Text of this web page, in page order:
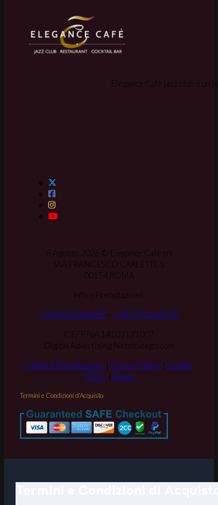
Elegance Cafè jazz club è un
8 Agosto 2026 © Elegance Cafè srl
VIA FRANCESCO CARLETTI, 5
00154 ROMA
Info e Prenotazioni:
+39 0657284458 – +39 3791360278
C.F./ P.IVA 14102171007
Digital Advertising Netstratego.com
Caparra Prenotazione | Privacy Policy | Cookie
Policy | News
Termini e Condizioni d'Acquisto